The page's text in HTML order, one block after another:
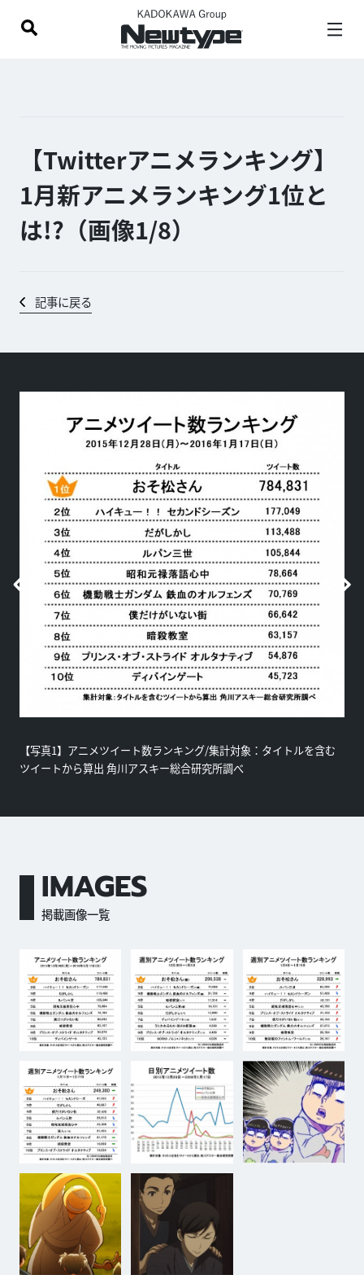
【Twitterアニメランキング】
1月新アニメランキング1位と
は!?（画像1/8）
記事に戻る
【写真1】アニメツイート数ランキング/集計対象：タイトルを含む
ツイートから算出 角川アスキー総合研究所調べ
IMAGES
掲載画像一覧